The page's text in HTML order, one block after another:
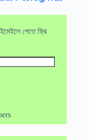
পেতে ফ্রি